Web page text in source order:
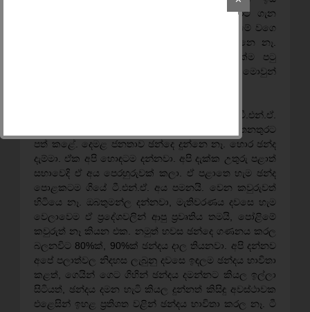
දෙන්නෙ නෑ . යම් අවබෝධයක් තියන, මේ රට ගැන
දර්ශනයක් තිබෙන කිසිම පුද්ගලයෙක් කිසි සේත් මේ වගෙ
ආරක්ෂාවට තර්ජනයක් වෙන දේවල් සිදු කරන්නෙ නෑ.
නමුත් මේව ගැන අවබෝධයක් නැතිව හුදෙක්ම පටු
දේශපාලන අරමුණු ඉටුකරගැනීමට පමනයි මොවුන්
ඇත්ත වශයෙන්ම දෙමළ ජාතික සංධානය (ටී.එන්.ඒ.
සංවිධානය) තමයි මෛත්‍රීපාල ජනාධිපතිතුමාව ඒ තනතුරට
පත් කළේ. දෙමළ ජනතාව ඡන්දෙ දුන්නෙ නෑ. හොර ඡන්ද
දැම්මා. ඒක අපි හොඳටම දන්නවා. අපි දැක්ක උතුරු පළාත්
සභාවෙදි ඒ අය පෙරහුරුවක් කලා. ඒ පළාතෙ හැම ඡන්ද
පොළකටම ගියේ ටී.එන්.ඒ. අය පමනයි. වෙන කවුරුවත්
හිටියෙ නෑ. ඔබතුමන්ල දන්නවා, මැතිවරණය දවසෙ හැම
වෙලාවෙම ඒ ප්‍රදේශවලින් ආපු ප්‍රවෘතිය තමයි, පෝළිමේ
කවුරුත් නෑ කියන එක. නමුත් හවස ඡන්දෙ ගණනය කරල
බලනවිට 80%ක්, 90%ක් ඡන්දය දාල තියනවා. අපි දන්නව
අපේ පලාත්වල නිදහස ලැබුනු දවසෙ ඉඳලම ඡන්දය භාවිතා
කළත්, ගෙයින් ගෙට ගිහින් ඡන්දය දමන්නට කියල ඉල්ලා
සිටියත්, ඡන්දය දමන හැටි කියල දුන්නත් කිසිඳු අවස්ථාවක
එළෙසින් ඉහළ ප්‍රතිශත වළින් ඡන්දය භාවිතා කරල නෑ. ටී